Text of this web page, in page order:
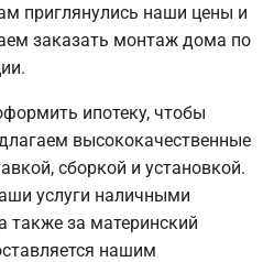
приглянулись наши цены и
заказать монтаж дома по
ипотеку, чтобы
высококачественные
сборкой и установкой.
услуги наличными
также за материнский
нашим